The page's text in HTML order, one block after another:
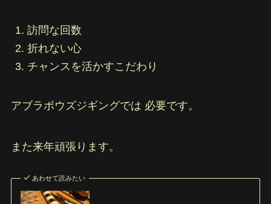
訪問な回数
折れない心
チャンスを活かすこだわり
アブラボウズジギングでは 必要です。
また来年頑張ります。
あわせて読みたい